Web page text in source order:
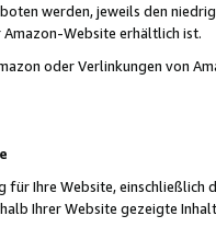
werden, jeweils den
Website erhältlich ist.
oder Verlinkungen von
Ihre Website,
Ihrer Website gezeigte